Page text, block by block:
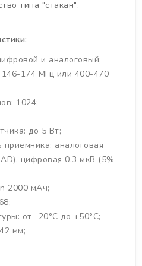
типа "стакан".
и аналоговый;
174 МГц или 400-470
1024;
до 5 Вт;
приемника: аналоговая
цифровая 0.3 мкВ (5%
2000 мАч;
от -20°C до +50°C;
мм;